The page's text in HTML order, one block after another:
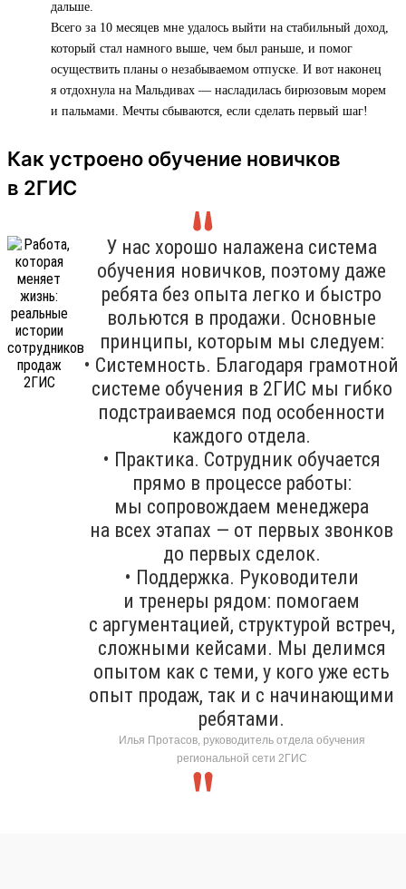
дальше.
Всего за 10 месяцев мне удалось выйти на стабильный доход,
который стал намного выше, чем был раньше, и помог
осуществить планы о незабываемом отпуске. И вот наконец
я отдохнула на Мальдивах — насладилась бирюзовым морем
и пальмами. Мечты сбываются, если сделать первый шаг!
Как устроено обучение новичков
в 2ГИС
У нас хорошо налажена система
обучения новичков, поэтому даже
ребята без опыта легко и быстро
вольются в продажи. Основные
принципы, которым мы следуем:
• Системность. Благодаря грамотной
системе обучения в 2ГИС мы гибко
подстраиваемся под особенности
каждого отдела.
• Практика. Сотрудник обучается
прямо в процессе работы:
мы сопровождаем менеджера
на всех этапах — от первых звонков
до первых сделок.
• Поддержка. Руководители
и тренеры рядом: помогаем
с аргументацией, структурой встреч,
сложными кейсами. Мы делимся
опытом как с теми, у кого уже есть
опыт продаж, так и с начинающими
ребятами.
Илья Протасов, руководитель отдела обучения
региональной сети 2ГИС